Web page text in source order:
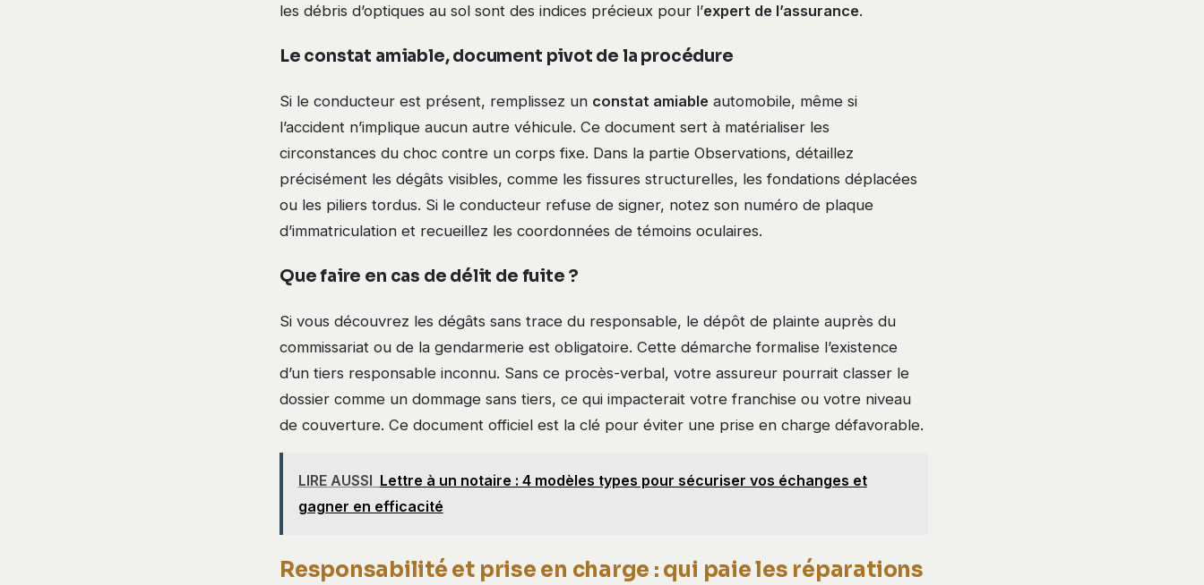
les débris d’optiques au sol sont des indices précieux pour l’expert de l’assurance.
Le constat amiable, document pivot de la procédure
Si le conducteur est présent, remplissez un constat amiable automobile, même si
l’accident n’implique aucun autre véhicule. Ce document sert à matérialiser les
circonstances du choc contre un corps fixe. Dans la partie Observations, détaillez
précisément les dégâts visibles, comme les fissures structurelles, les fondations déplacées
ou les piliers tordus. Si le conducteur refuse de signer, notez son numéro de plaque
d’immatriculation et recueillez les coordonnées de témoins oculaires.
Que faire en cas de délit de fuite ?
Si vous découvrez les dégâts sans trace du responsable, le dépôt de plainte auprès du
commissariat ou de la gendarmerie est obligatoire. Cette démarche formalise l’existence
d’un tiers responsable inconnu. Sans ce procès-verbal, votre assureur pourrait classer le
dossier comme un dommage sans tiers, ce qui impacterait votre franchise ou votre niveau
de couverture. Ce document officiel est la clé pour éviter une prise en charge défavorable.
LIRE AUSSI Lettre à un notaire : 4 modèles types pour sécuriser vos échanges et
gagner en efficacité
Responsabilité et prise en charge : qui paie les réparations